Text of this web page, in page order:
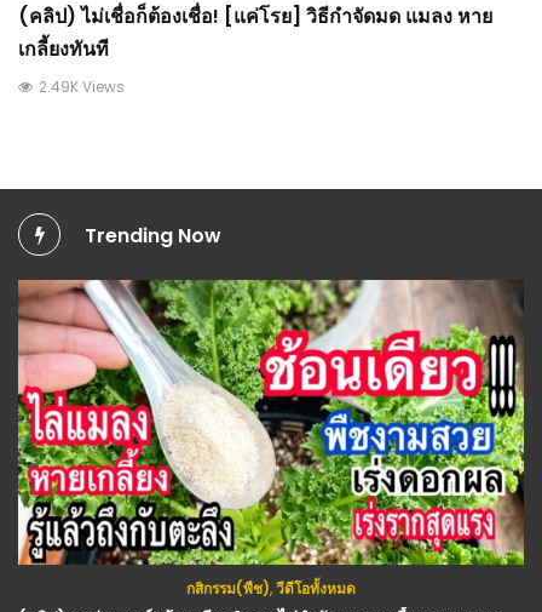
(คลิป) ไม่เชื่อก็ต้องเชื่อ! [แค่โรย] วิธีกำจัดมด แมลง หาย
เกลี้ยงทันที
2.49K Views
Trending Now
กสิกรรม(พืช),วีดีโอทั้งหมด